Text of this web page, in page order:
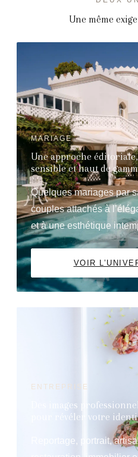
Une même
MARIAGE
Une approche éditoriale,
sensible et haut de
Quelques mariages par
couples attachés à
et à une esthétique
VOIR
ENTREPRISE
Des images
pour révéler votre
Reportage, portrait,